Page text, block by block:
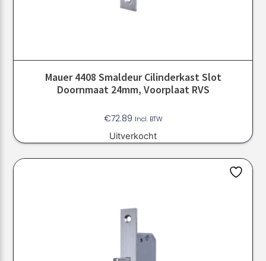
Mauer 4408 Smaldeur Cilinderkast Slot
Doornmaat 24mm, Voorplaat RVS
€72.89 Incl. BTW
Uitverkocht